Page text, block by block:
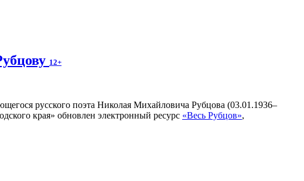
12+
русского поэта Николая Михайловича Рубцова (03.01.1936–
края» обновлен электронный ресурс «Весь Рубцов»,